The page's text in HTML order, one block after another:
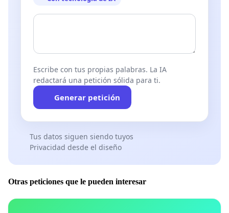
Escribe con tus propias palabras. La IA
redactará una petición sólida para ti.
Generar petición
Tus datos siguen siendo tuyos
Privacidad desde el diseño
Otras peticiones que le pueden interesar